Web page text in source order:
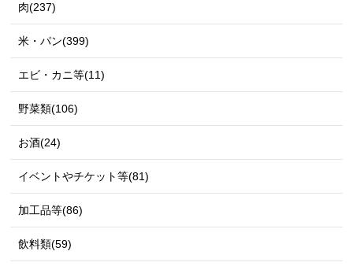
肉(237)
米・パン(399)
エビ・カニ等(11)
野菜類(106)
お酒(24)
イベントやチケット等(81)
加工品等(86)
飲料類(59)